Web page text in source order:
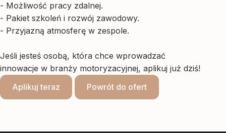
- Możliwość pracy zdalnej.
- Pakiet szkoleń i rozwój zawodowy.
- Przyjazną atmosferę w zespole.
Jeśli jesteś osobą, która chce wprowadzać
innowacje w branży motoryzacyjnej, aplikuj już dziś!
Aplikuj teraz
Powrót do ofert